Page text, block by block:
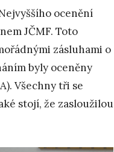
ocenění
JČMF. Toto
zásluhami o
byly oceněny
Všechny tři se
stojí, že zasloužilou